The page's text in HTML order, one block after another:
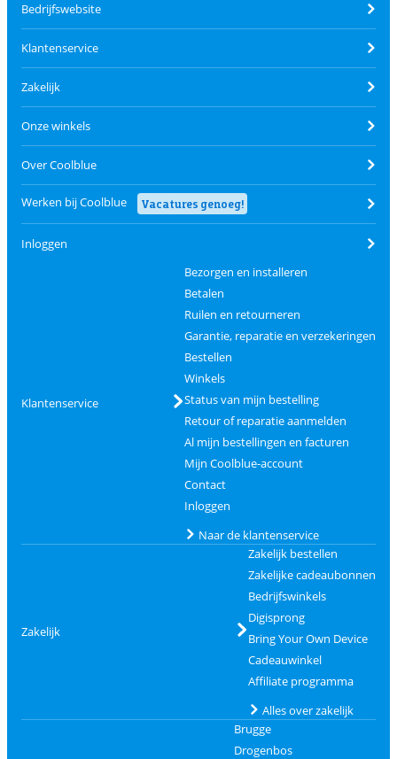
Bedrijfswebsite
Klantenservice
Zakelijk
Onze winkels
Over Coolblue
Werken bij Coolblue Vacatures genoeg!
Inloggen
Klantenservice
Bezorgen en installeren
Betalen
Ruilen en retourneren
Garantie, reparatie en verzekeringen
Bestellen
Winkels
Status van mijn bestelling
Retour of reparatie aanmelden
Al mijn bestellingen en facturen
Mijn Coolblue-account
Contact
Inloggen
Naar de klantenservice
Zakelijk
Zakelijk bestellen
Zakelijke cadeaubonnen
Bedrijfswinkels
Digisprong
Bring Your Own Device
Cadeauwinkel
Affiliate programma
Alles over zakelijk
Brugge
Drogenbos